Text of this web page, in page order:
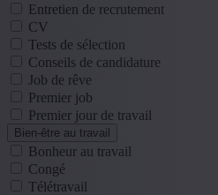
Entretien de recrutement
CV
Tests de sélection
Conseils de candidature
Job de rêve
Premier job
Premier jour de travail
Bien-être au travail
Bonheur au travail
Congé
Télétravail